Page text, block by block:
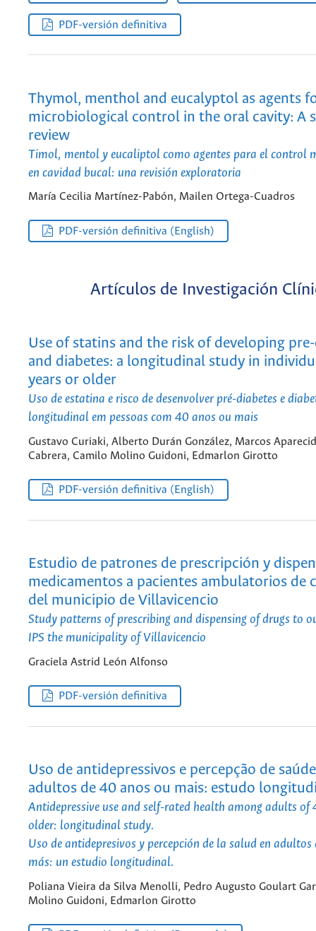
PDF-versión definitiva
Thymol, menthol and eucalyptol as agents
microbiological control in the oral cavity: A
review
Timol, mentol y eucaliptol como agentes para el control
en cavidad bucal: una revisión exploratoria
María Cecilia Martínez-Pabón, Mailen Ortega-Cuadros
PDF-versión definitiva (English)
Artículos de Investigación
Use of statins and the risk of developing
and diabetes: a longitudinal study in
years or older
Uso de estatina e risco de desenvolver pré-diabetes e
longitudinal em pessoas com 40 anos ou mais
Gustavo Curiaki, Alberto Durán González, Marcos
Cabrera, Camilo Molino Guidoni, Edmarlon Girotto
PDF-versión definitiva (English)
Estudio de patrones de prescripción y
medicamentos a pacientes ambulatorios de
del municipio de Villavicencio
Study patterns of prescribing and dispensing of drugs to
IPS the municipality of Villavicencio
Graciela Astrid León Alfonso
PDF-versión definitiva
Uso de antidepressivos e percepção de
adultos de 40 anos ou mais: estudo
Antidepressive use and self-rated health among adults of
older: longitudinal study.
Uso de antidepresivos y percepción de la salud en
más: un estudio longitudinal.
Poliana Vieira da Silva Menolli, Pedro Augusto Goulart
Molino Guidoni, Edmarlon Girotto